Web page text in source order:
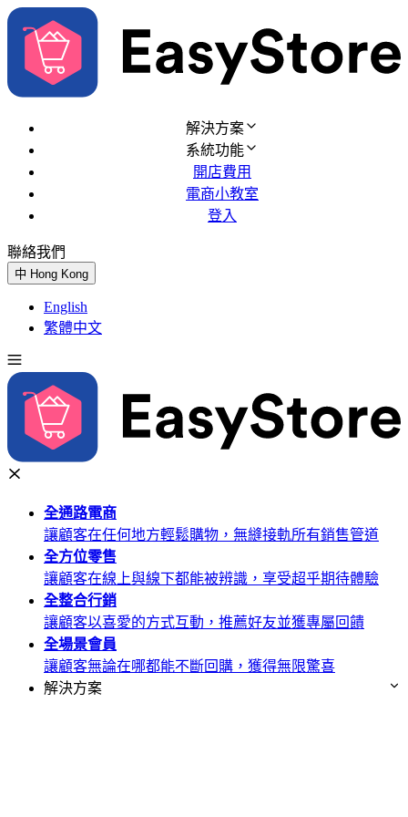
解決方案
系統功能
開店費用
電商小教室
登入
聯絡我們
中 Hong Kong
English
繁體中文
全通路電商
讓顧客在任何地方輕鬆購物，無縫接軌所有銷售管道
全方位零售
讓顧客在線上與線下都能被辨識，享受超乎期待體驗
全整合行銷
讓顧客以喜愛的方式互動，推薦好友並獲專屬回饋
全場景會員
讓顧客無論在哪都能不斷回購，獲得無限驚喜
解決方案